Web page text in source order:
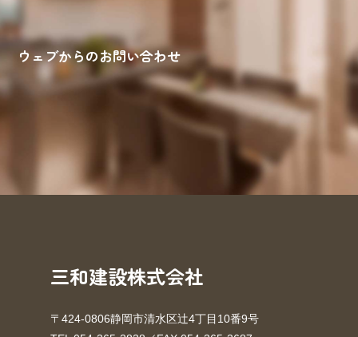
ウェブからのお問い合わせ
お問い合わせ 資料請求
三和建設株式会社
〒424-0806静岡市清水区辻4丁目10番9号